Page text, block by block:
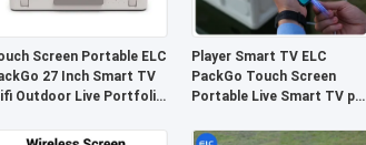
Screen Portable ELC
27 Inch Smart TV
Outdoor Live Portfolio
Player Smart TV ELC
PackGo Touch Screen
Portable Live Smart TV per